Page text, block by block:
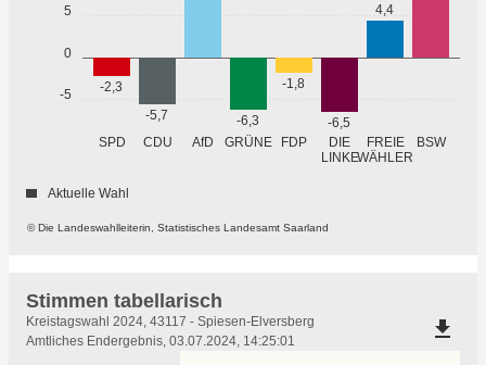
-5
0
5
SPD CDU AfD GRÜNE FDP
DIE
LINKE
FREIE
WÄHLER
BSW
-2,3
-5,7
-6,3
-1,8
-6,5
4,4
© Die Landeswahlleiterin, Statistisches Landesamt Saarland
Aktuelle Wahl
Stimmen tabellarisch
Stimmen
tabellarisch
Kreistagswahl 2024, 43117 - Spiesen-Elversberg
Amtliches Endergebnis, 03.07.2024, 14:25:01
file_download